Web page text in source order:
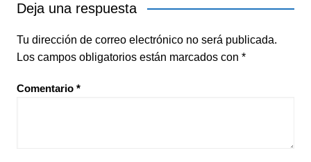
Deja una respuesta
Tu dirección de correo electrónico no será publicada.
Los campos obligatorios están marcados con *
Comentario *